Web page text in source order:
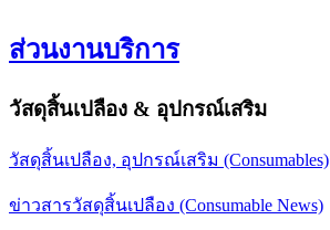
ส่วนงานบริการ
วัสดุสิ้นเปลือง & อุปกรณ์เสริม
วัสดุสิ้นเปลือง, อุปกรณ์เสริม (Consumables)
ข่าวสารวัสดุสิ้นเปลือง (Consumable News)